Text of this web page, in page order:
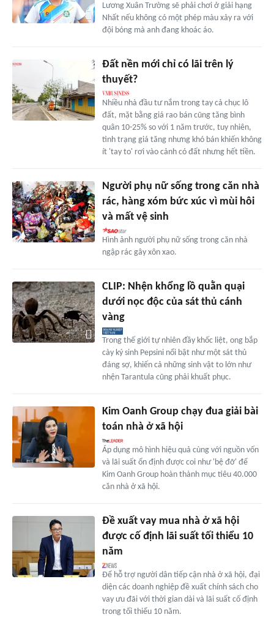
Lương Xuân Trường sẽ phải chơi ở giải hạng
Nhất nếu không có một phép màu xảy ra với
đội bóng mà anh đang khoác áo.
Đất nền mới chỉ có lãi trên lý
thuyết?
Nhiều nhà đầu tư nắm trong tay cả chục lô
đất, mặt bằng giá rao bán cũng tăng bình
quân 10-25% so với 1 năm trước, tuy nhiên,
tình trạng giá tăng nhưng khó bán khiến không
ít 'tay to' rơi vào cảnh có đất nhưng hết tiền.
Người phụ nữ sống trong căn nhà
rác, hàng xóm bức xúc vì mùi hôi
và mất vệ sinh
Hình ảnh người phụ nữ sống trong căn nhà
ngập rác gây xôn xao.
CLIP: Nhện khổng lồ quằn quại
dưới nọc độc của sát thủ cánh
vàng
Trong thế giới tự nhiên đầy khốc liệt, ong bắp
cày ký sinh Pepsini nổi bật như một sát thủ
đáng sợ, khiến cả những sinh vật to lớn như
nhện Tarantula cũng phải khuất phục.
Kim Oanh Group chạy đua giải bài
toán nhà ở xã hội
Áp dụng mô hình hiệu quả cùng với nguồn vốn
và lãi suất ổn định được coi như 'bệ đỡ' để
Kim Oanh Group hoàn thành mục tiêu 40.000
căn nhà ở xã hội.
Đề xuất vay mua nhà ở xã hội
được cố định lãi suất tối thiểu 10
năm
Để hỗ trợ người dân tiếp cận nhà ở xã hội, đại
diện các doanh nghiệp đề xuất chính sách cho
vay ưu đãi với thời gian dài và lãi suất cố định
trong tối thiểu 10 năm.